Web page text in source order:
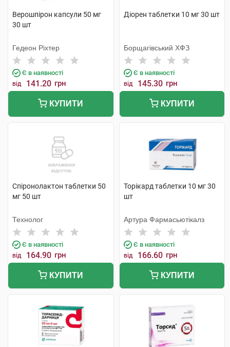
Верошпірон капсули 50 мг
30 шт
Гедеон Ріхтер
Є в наявності
від 141.20 грн
КУПИТИ
Діорен таблетки 10 мг 30 шт
Борщагівський ХФЗ
Є в наявності
від 145.30 грн
КУПИТИ
Спіронолактон таблетки 50
мг 50 шт
Технолог
Є в наявності
від 164.90 грн
КУПИТИ
Торікард таблетки 10 мг 30
шт
Артура Фармасьютікалз
Є в наявності
від 166.60 грн
КУПИТИ